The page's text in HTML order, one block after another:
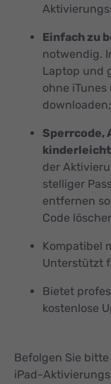
Einfach zu
notwendig.
Laptop und
ohne
downloaden;
Sperrcode,
der
stelliger
entfernen
Code
Kompatibel
Unterstützt
Bietet
kostenlose
Befolgen Sie
iPad-